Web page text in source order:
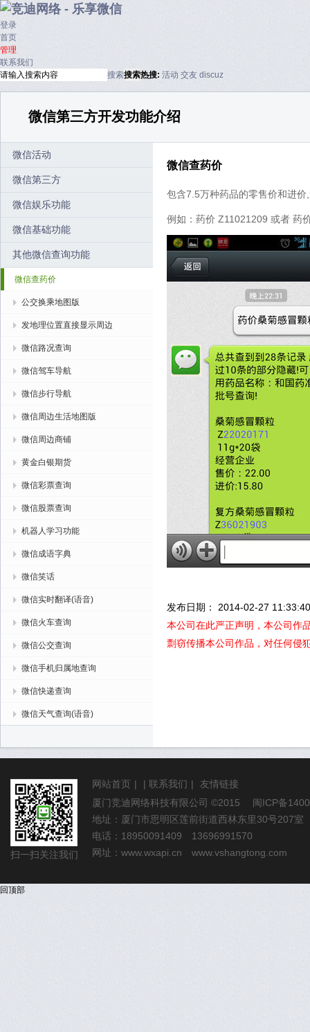
登录
首页
管理
联系我们
搜索搜索热搜: 活动 交友 discuz
微信第三方开发功能介绍
微信活动
微信第三方
微信娱乐功能
微信基础功能
其他微信查询功能
微信查药价
公交换乘地图版
发地理位置直接显示周边
微信路况查询
微信驾车导航
微信步行导航
微信周边生活地图版
微信周边商铺
黄金白银期货
微信彩票查询
微信股票查询
机器人学习功能
微信成语字典
微信笑话
微信实时翻译(语音)
微信火车查询
微信公交查询
微信手机归属地查询
微信快递查询
微信天气查询(语音)
微信查药价
包含7.5万种药品的零售价和进
例如：药价 Z11021209 或者 药
发布日期： 2014-02-27 11:33:40
本公司在此严正声明，本公司作
剽窃传播本公司作品，对任何侵
扫一扫关注我们
网站首页 | | 联系我们 |
友情链接
厦门竞迪网络科技有限公司 ©2015 闽ICP备
地址：厦门市思明区莲前街道西林东里30号207室
电话：18950091409 13696991570
网址： www.wxapi.cn www.vshangtong.com
回顶部